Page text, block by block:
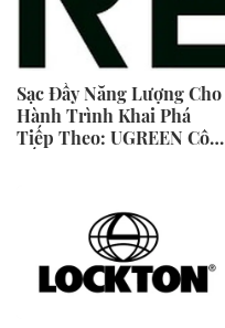
Sạc Đầy Năng Lượng Cho
Hành Trình Khai Phá
Tiếp Theo: UGREEN Công